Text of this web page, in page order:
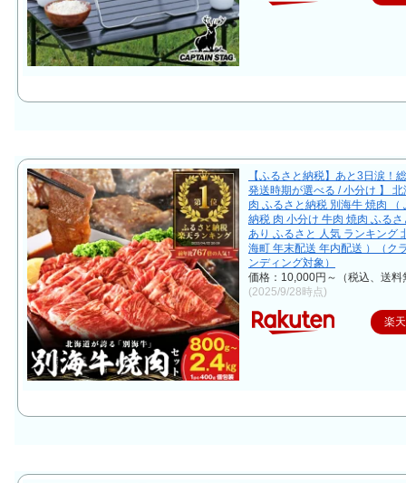
【ふるさと納税】あと3日涙！
発送時期が選べる / 小分け 】
肉 ふるさと納税 別海牛 焼肉 （
納税 肉 小分け 牛肉 焼肉 ふる
あり ふるさと 人気 ランキング
海町 年末配送 年内配送 ）（ク
ンディング対象）
価格：10,000円～（税込、送料
(2025/9/28時点)
楽